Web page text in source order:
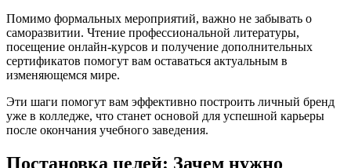
Помимо формальных мероприятий, важно не забывать о
саморазвитии. Чтение профессиональной литературы,
посещение онлайн-курсов и получение дополнительных
сертификатов помогут вам оставаться актуальным в
изменяющемся мире.
Эти шаги помогут вам эффективно построить личный бренд
уже в колледже, что станет основой для успешной карьеры
после окончания учебного заведения.
Постановка целей: Зачем нужно